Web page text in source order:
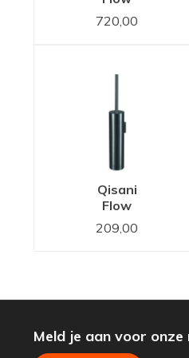
Gun Metal
720,00
Qisani
Flow
wandtoiletborstel
met
209,00
Meld je aan voor